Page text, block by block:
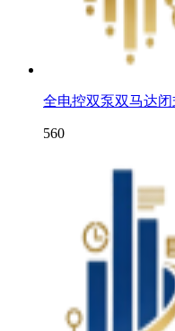
全电控双泵双马达
560